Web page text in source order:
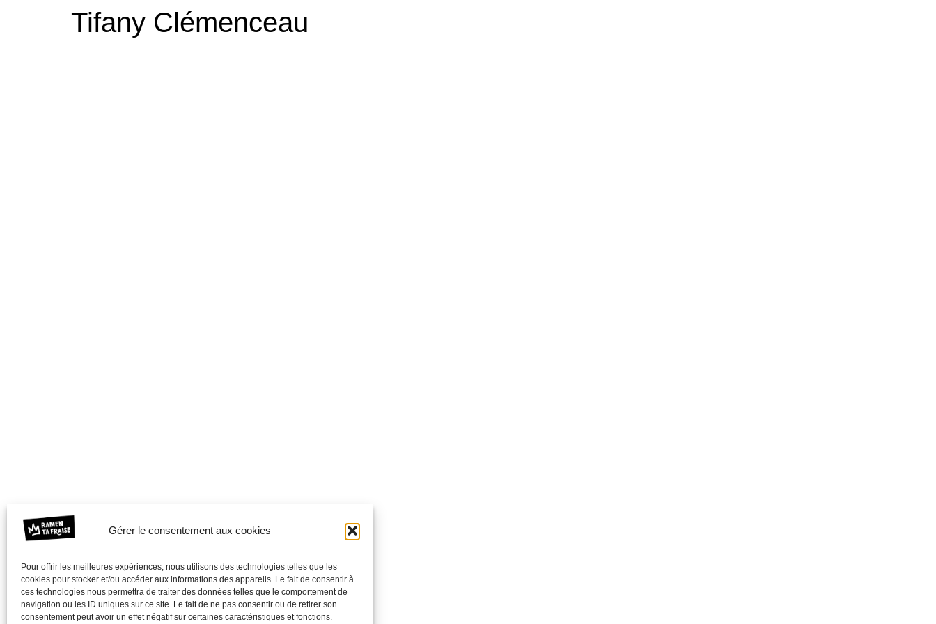
Gérer le consentement aux cookies
Pour offrir les meilleures expériences, nous utilisons des technologies telles que les
cookies pour stocker et/ou accéder aux informations des appareils. Le fait de consentir à
ces technologies nous permettra de traiter des données telles que le comportement de
navigation ou les ID uniques sur ce site. Le fait de ne pas consentir ou de retirer son
consentement peut avoir un effet négatif sur certaines caractéristiques et fonctions.
Tifany Clémenceau